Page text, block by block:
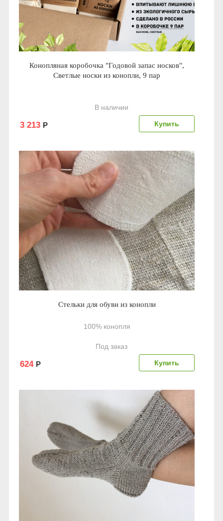
Конопляная коробочка "Годовой запас носков",
Светлые носки из конопли, 9 пар
В наличии
3 213 Р
Стельки для обуви из конопли
100% конопля
Под заказ
624 Р